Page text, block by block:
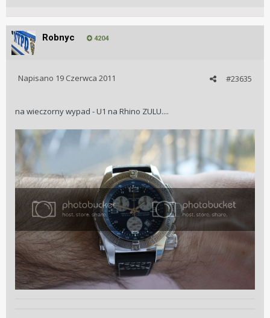
Robnyc 4204
#23635
Napisano 19 Czerwca 2011
na wieczorny wypad - U1 na Rhino ZULU....